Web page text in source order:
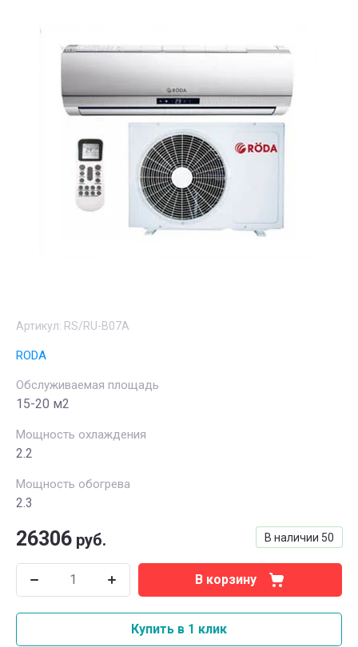
Артикул: RS/RU-B07A
RODA
Обслуживаемая площадь
15-20 м2
Мощность охлаждения
2.2
Мощность обогрева
2.3
В наличии 50
26306 руб.
В корзину
Купить в 1 клик